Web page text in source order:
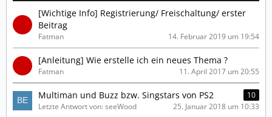
[Wichtige Info] Registrierung/ Freischaltung/ erster
Beitrag
Fatman 14. Februar 2019 um 19:54
[Anleitung] Wie erstelle ich ein neues Thema ?
Fatman 11. April 2017 um 20:55
Multiman und Buzz bzw. Singstars von PS2
10
Letzte Antwort von: seeWood
25. Januar 2018 um 10:33